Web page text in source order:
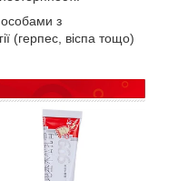
з
(герпес, віспа тощо)